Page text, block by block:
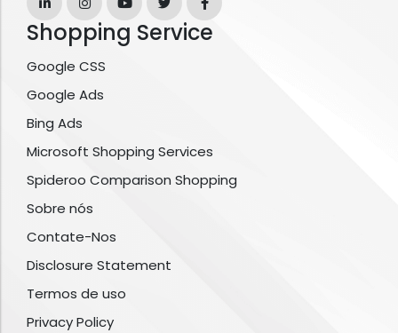
Shopping Service
Google CSS
Google Ads
Bing Ads
Microsoft Shopping Services
Spideroo Comparison Shopping
Sobre nós
Contate-Nos
Disclosure Statement
Termos de uso
Privacy Policy